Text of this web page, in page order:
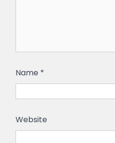
Name *
Website